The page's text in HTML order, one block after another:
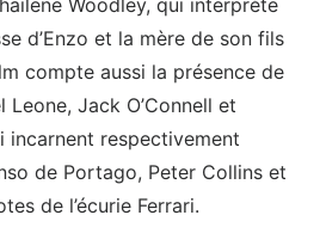
Woodley, qui interprète
d’Enzo et la mère de son fils
compte aussi la présence de
Leone, Jack O’Connell et
incarnent respectivement
de Portago, Peter Collins et
de l’écurie Ferrari.